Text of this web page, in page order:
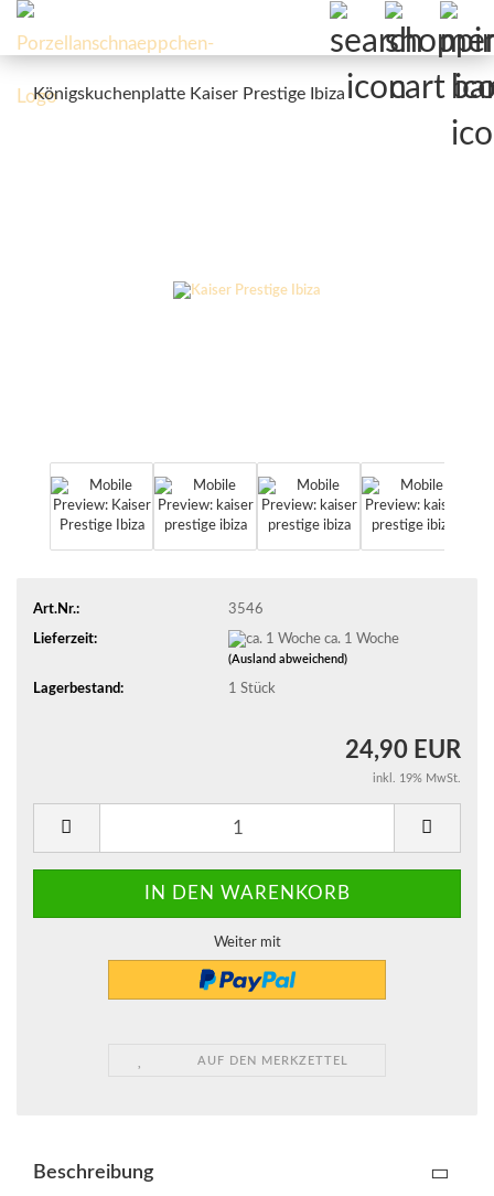
Königskuchenplatte Kaiser Prestige Ibiza
Art.Nr.: 3546
Lieferzeit: ca. 1 Woche
(Ausland abweichend)
Lagerbestand: 1 Stück
24,90 EUR
inkl. 19% MwSt.
Weiter mit
AUF DEN MERKZETTEL
Beschreibung